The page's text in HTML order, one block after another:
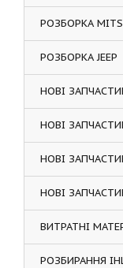
РОЗБОРКА
РОЗБОРКА JEEP
НОВІ
НОВІ
НОВІ
НОВІ
ВИТРАТНІ
РОЗБИРАННЯ